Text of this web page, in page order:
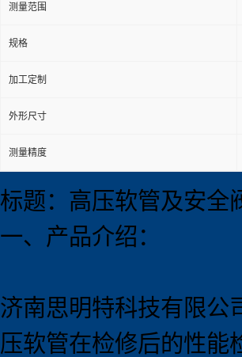
测量范围
规格
加工定制
外形尺寸
测量精度
标题：高压软管及安全
一、产品介绍：
济南思明特科技有限公
压软管在检修后的性能